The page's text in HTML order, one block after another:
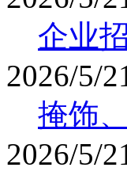
企业
2026/5/
掩饰
2026/5/